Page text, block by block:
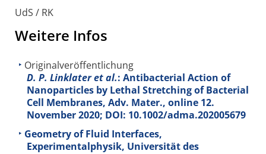
UdS / RK
Weitere Infos
Originalveröffentlichung
D. P. Linklater et al.: Antibacterial Action of
Nanoparticles by Lethal Stretching of Bacterial
Cell Membranes, Adv. Mater., online 12.
November 2020; DOI: 10.1002/adma.202005679
Geometry of Fluid Interfaces,
Experimentalphysik, Universität des